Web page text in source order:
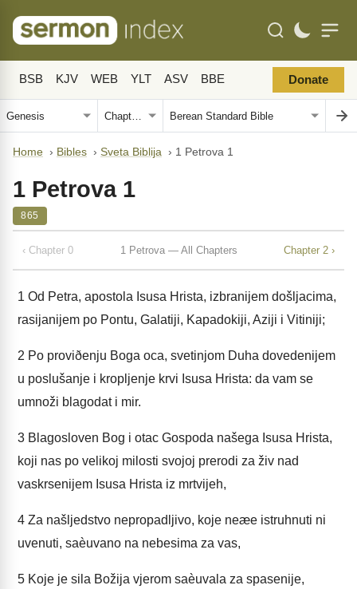
BSB KJV WEB YLT ASV BBE Donate
Home › Bibles › Sveta Biblija › 1 Petrova 1
1 Petrova 1
865
‹ Chapter 0 1 Petrova — All Chapters Chapter 2 ›
1 Od Petra, apostola Isusa Hrista, izbranijem došljacima,
rasijanijem po Pontu, Galatiji, Kapadokiji, Aziji i Vitiniji;
2 Po proviðenju Boga oca, svetinjom Duha dovedenijem
u poslušanje i kropljenje krvi Isusa Hrista: da vam se
umnoži blagodat i mir.
3 Blagosloven Bog i otac Gospoda našega Isusa Hrista,
koji nas po velikoj milosti svojoj prerodi za živ nad
vaskrsenijem Isusa Hrista iz mrtvijeh,
4 Za našljedstvo nepropadljivo, koje neæe istruhnuti ni
uvenuti, saèuvano na nebesima za vas,
5 Koje je sila Božija vjerom saèuvala za spasenije,